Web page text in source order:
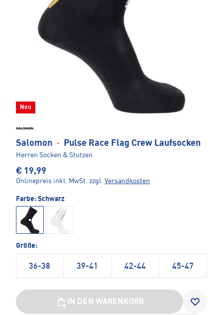
Neu
Salomon · Pulse Race Flag Crew Laufsocken
Herren Socken & Stutzen
€ 19,99
Onlinepreis inkl. MwSt. zzgl. Versandkosten
Farbe: Schwarz
Größe:
36-38 39-41 42-44 45-47
IN DEN WARENKORB